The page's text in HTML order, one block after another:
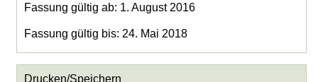
Fassung gültig ab: 1. August 2016
Fassung gültig bis: 24. Mai 2018
Drucken/Speichern